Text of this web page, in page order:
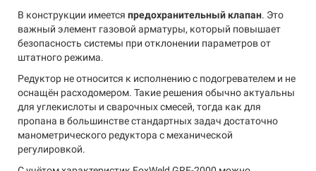
В конструкции имеется предохранительный клапан. Это
важный элемент газовой арматуры, который повышает
безопасность системы при отклонении параметров от
штатного режима.
Редуктор не относится к исполнению с подогревателем и не
оснащён расходомером. Такие решения обычно актуальны
для углекислоты и сварочных смесей, тогда как для
пропана в большинстве стандартных задач достаточно
манометрического редуктора с механической
регулировкой.